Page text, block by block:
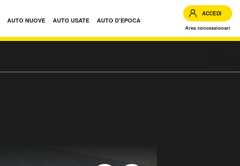
AUTO NUOVE AUTO USATE AUTO D'EPOCA
ACCEDI
Area concessionari